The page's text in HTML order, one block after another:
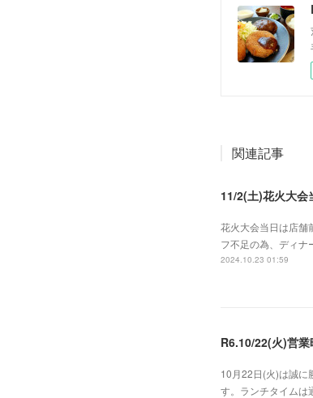
関連記事
11/2(土)花火大会
花火大会当日は店舗
フ不足の為、ディナ
2024.10.23 01:59
R6.10/22(火)営
10月22日(火)は誠に
す。ランチタイムは